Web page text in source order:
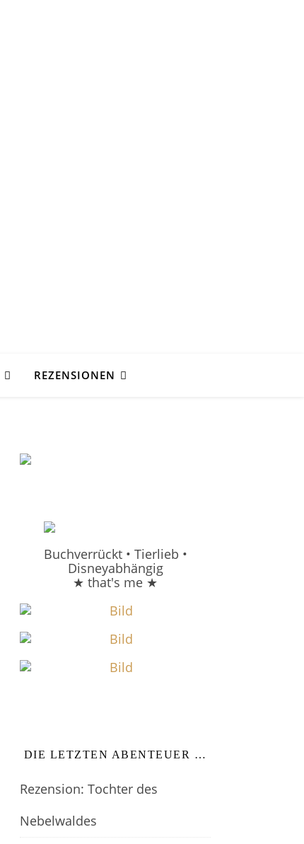
REZENSIONEN
Buchverrückt • Tierlieb •
Disneyabhängig
★ that's me ★
DIE LETZTEN ABENTEUER …
Rezension: Tochter des
Nebelwaldes